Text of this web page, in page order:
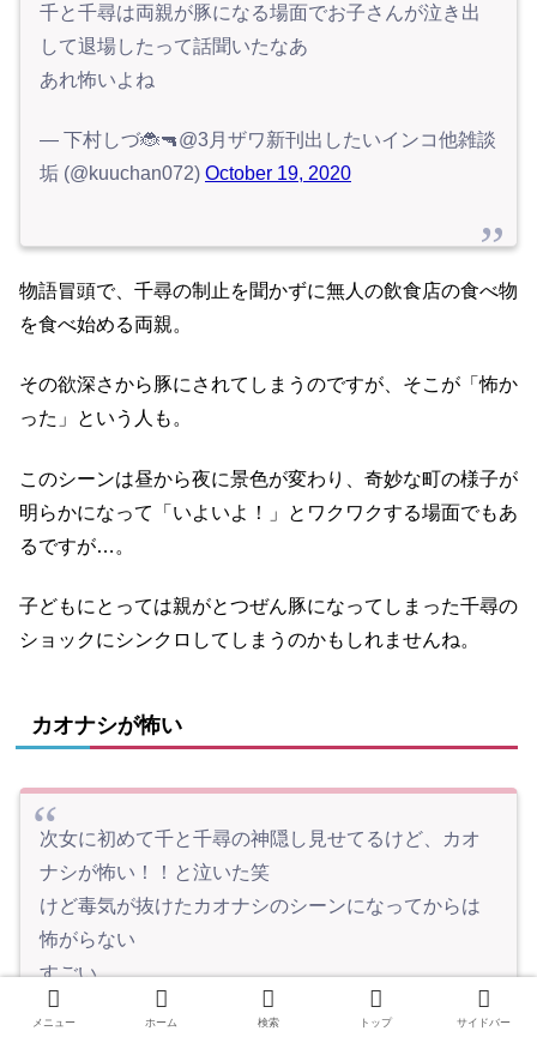
千と千尋は両親が豚になる場面でお子さんが泣き出
して退場したって話聞いたなあ
あれ怖いよね
— 下村しづ🐞🔫@3月ザワ新刊出したいインコ他雑談
垢 (@kuuchan072) October 19, 2020
物語冒頭で、千尋の制止を聞かずに無人の飲食店の食べ物
を食べ始める両親。
その欲深さから豚にされてしまうのですが、そこが「怖か
った」という人も。
このシーンは昼から夜に景色が変わり、奇妙な町の様子が
明らかになって「いよいよ！」とワクワクする場面でもあ
るですが…。
子どもにとっては親がとつぜん豚になってしまった千尋の
ショックにシンクロしてしまうのかもしれませんね。
カオナシが怖い
次女に初めて千と千尋の神隠し見せてるけど、カオ
ナシが怖い！！と泣いた笑
けど毒気が抜けたカオナシのシーンになってからは
怖がらない
すごい
メニュー ホーム 検索 トップ サイドバー